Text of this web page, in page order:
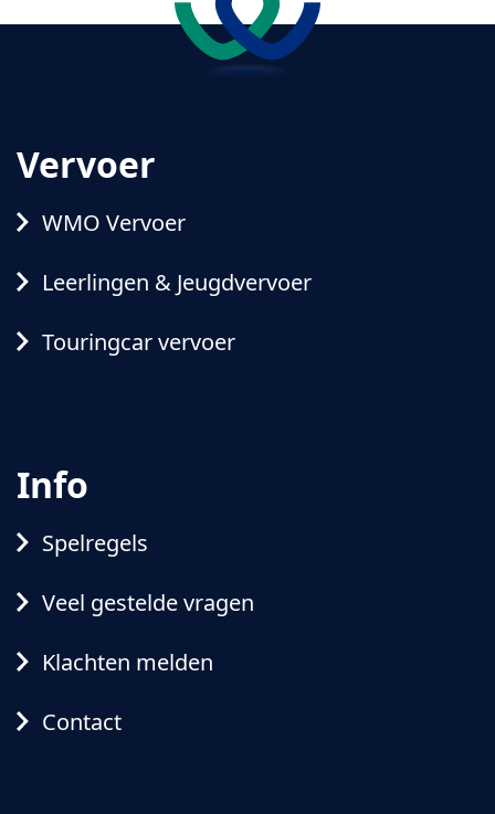
Vervoer
WMO Vervoer
Leerlingen & Jeugdvervoer
Touringcar vervoer
Info
Spelregels
Veel gestelde vragen
Klachten melden
Contact